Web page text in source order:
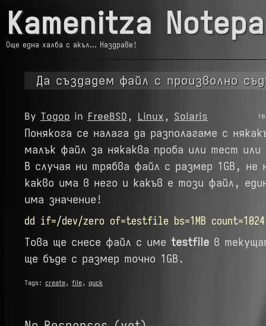
Kamenitza
Още една халба с акъл… Наздраве!
Да създадем файл с произволно
By Тодор in FreeBSD, Linux, Solaris
Понякога се налага да разполагаме с
малък файл за някаква проба или тест
В случая ни трябва файл с размер 1GB, не
какво има в него и какъв е този файл,
има значение!
dd if=/dev/zero of=testfile bs=1MB count=1024
Това ще снесе файл с име testfile в
ще бъде с размер точно 1GB.
Tags: create, file, quck